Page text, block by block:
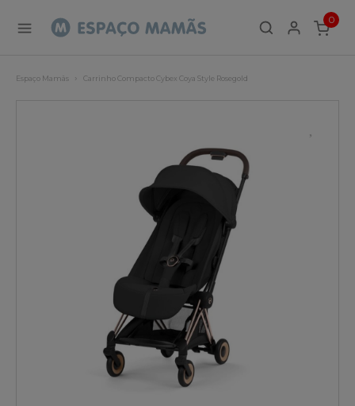
0
ITEMS
Espaço Mamãs Carrinho Compacto Cybex Coya Style Rosegold